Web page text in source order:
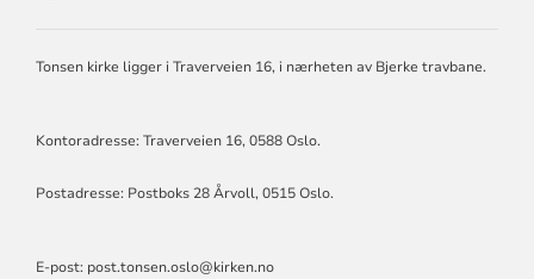
Tonsen kirke ligger i Traverveien 16, i nærheten av Bjerke travbane.
Kontoradresse: Traverveien 16, 0588 Oslo.
Postadresse: Postboks 28 Årvoll, 0515 Oslo.
E-post: post.tonsen.oslo@kirken.no